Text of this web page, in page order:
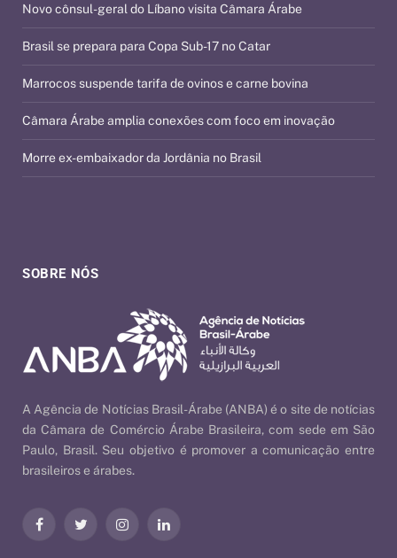
SOBRE NÓS
A Agência de Notícias Brasil-Árabe (ANBA) é o site de notícias
da Câmara de Comércio Árabe Brasileira, com sede em São
Paulo, Brasil. Seu objetivo é promover a comunicação entre
brasileiros e árabes.
FacebookTwitter InstagramLinkedIn
Novo cônsul-geral do Líbano visita Câmara Árabe
Brasil se prepara para Copa Sub-17 no Catar
Marrocos suspende tarifa de ovinos e carne bovina
Câmara Árabe amplia conexões com foco em inovação
Morre ex-embaixador da Jordânia no Brasil